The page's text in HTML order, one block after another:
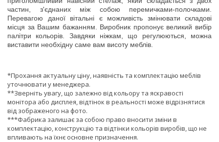
частин, з'єднаних між собою перемичками-полочками.
Перевагою даної вітальні є можливість змінювати складові
місця за Вашим бажанням. Виробник пропонує великий вибір
палітри кольорів. Завдяки ніжкам, що регулюються, можна
виставити необхідну саме вам висоту меблів.
*Прохання актуальну ціну, наявність та комплектацію меблів
уточнювати у менеджера.
**Зверніть увагу, що залежно від кольору та яскравості
монітора або дисплея, відтінок в реальності може відрізнятися
від зображеного на фото.
***Фабрика залишає за собою право вносити зміни в
комплектацію, конструкцію та відтінки кольорів виробів, що не
впливають на їхнє основне призначення.